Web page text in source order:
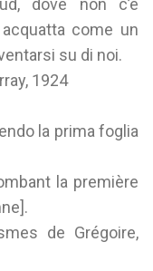
dove non c’è
come un
su di noi.
1924
la prima foglia
la première
de Grégoire,